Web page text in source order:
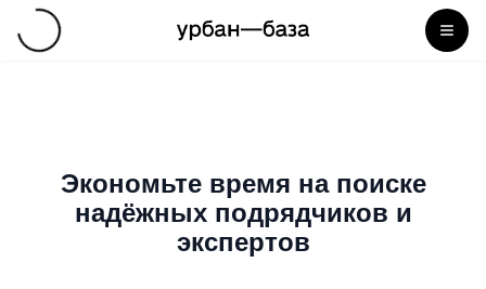
Экономьте время на поиске
надёжных подрядчиков и
экспертов